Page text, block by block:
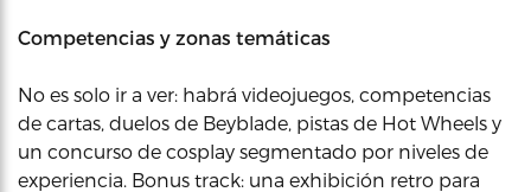
Competencias y zonas temáticas
No es solo ir a ver: habrá videojuegos, competencias
de cartas, duelos de Beyblade, pistas de Hot Wheels y
un concurso de cosplay segmentado por niveles de
experiencia. Bonus track: una exhibición retro para